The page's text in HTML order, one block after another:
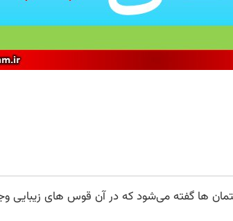
ها گفته می‌شود که در آن قوس های زیبایی